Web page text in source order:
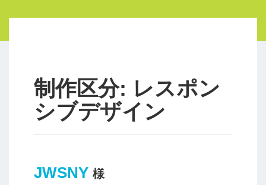
制作区分: レスポン
シブデザイン
JWSNY 様